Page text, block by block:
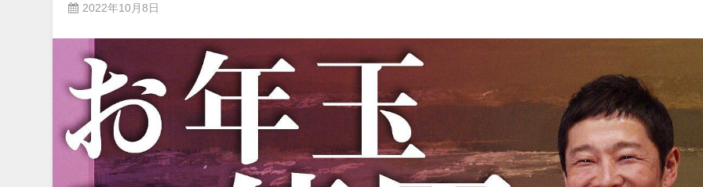
2022年10月8日